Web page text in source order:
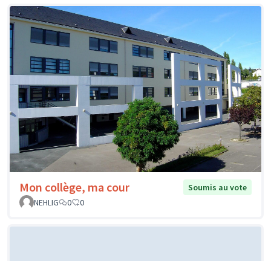
Mon collège, ma cour
Soumis au vote
NEHLIG
0 0